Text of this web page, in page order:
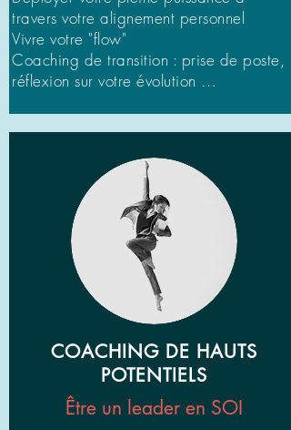
travers votre alignement personnel
Vivre votre "flow"
Coaching de transition : prise de poste,
réflexion sur votre évolution …​​
COACHING DE HAUTS
POTENTIELS
Être un leader en SOI